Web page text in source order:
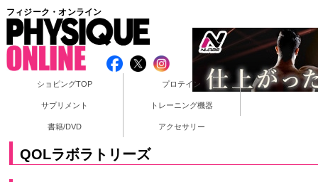
フィジーク・オンライン
ショピングTOP プロテイン
サプリメント トレーニング機器
書籍/DVD アクセサリー
QOLラボラトリーズ